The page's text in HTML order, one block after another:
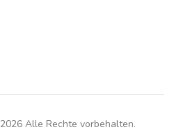
2026Alle Rechte vorbehalten.